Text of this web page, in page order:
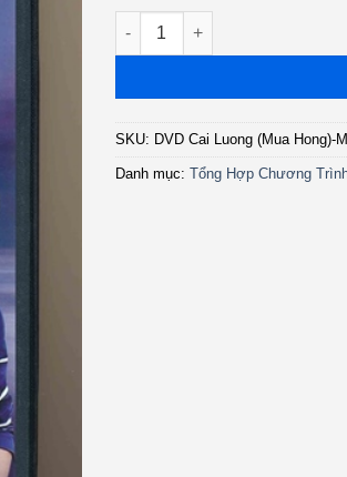
350.000
DVD Cải Lương (Mưa Hồng)
SKU: DVD Cai Luong (Mua Hong)-
Danh mục: Tổng Hợp Chương